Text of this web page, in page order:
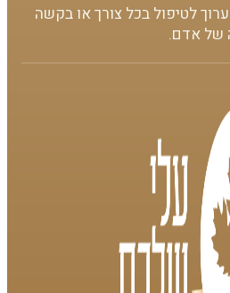
לטיפול בכל צורך או בקשה
של אדם.